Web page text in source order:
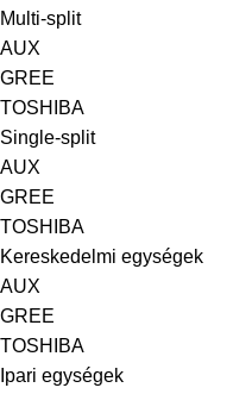
Multi-split
AUX
GREE
TOSHIBA
Single-split
AUX
GREE
TOSHIBA
Kereskedelmi egységek
AUX
GREE
TOSHIBA
Ipari egységek